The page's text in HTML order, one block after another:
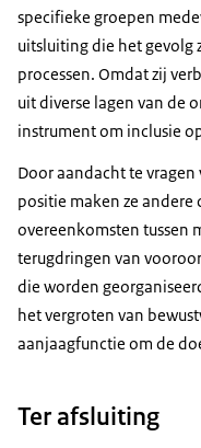
specifieke groepen
uitsluiting die het gevolg
processen. Omdat zij
uit diverse lagen van de
instrument om inclusie
Door aandacht te
positie maken ze andere
overeenkomsten tussen
terugdringen van
die worden
het vergroten van
aanjaagfunctie om de
Ter afsluiting